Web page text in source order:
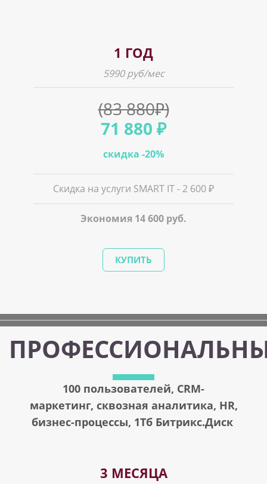
1 ГОД
5990 руб/мес
(83 880₽)
71 880 ₽
скидка -20%
Скидка на услуги SMART IT - 2 600 ₽
Экономия 14 600 руб.
КУПИТЬ
100 пользователей, CRM-
маркетинг, сквозная аналитика, HR,
бизнес-процессы, 1Тб Битрикс.Диск
3 МЕСЯЦА